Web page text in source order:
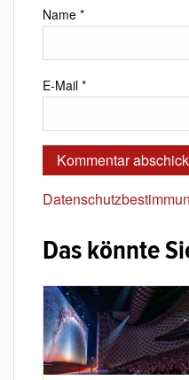
Name *
E-Mail *
Das könnte